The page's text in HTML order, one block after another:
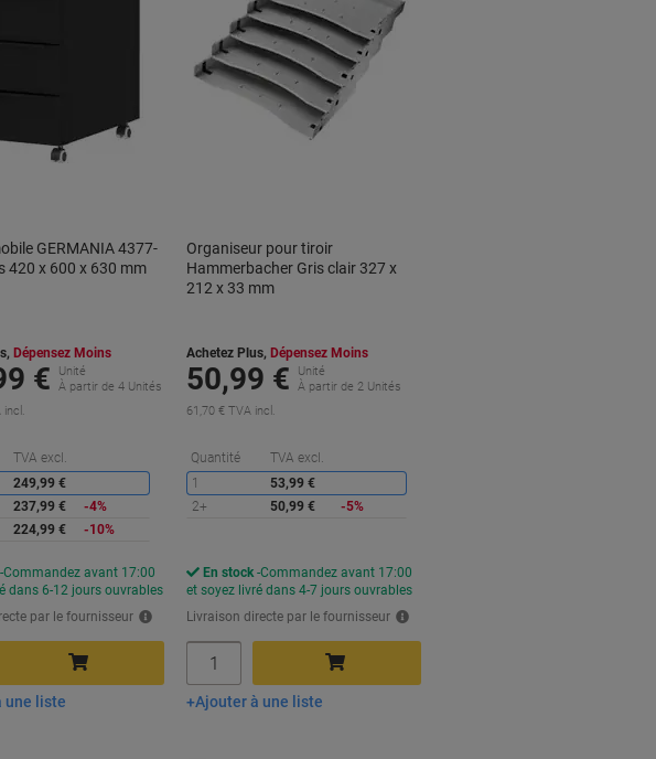
GERMANIA 4377-
420 x 600 x 630 mm
Dépensez Moins
€
Unité
À partir de 4 Unités
incl.
TVA excl.
Économies
249,99 €
237,99 €
-4%
224,99 € -10%
Commandez avant 17:00
dans 6-12 jours ouvrables
par le fournisseur
Ajouter au panier
une liste
Organiseur pour tiroir
Hammerbacher Gris clair 327 x
212 x 33 mm
Achetez Plus, Dépensez Moins
50,99 €
Unité
À partir de 2 Unités
61,70 € TVA incl.
Quantité TVA excl.
1
53,99 €
2+
50,99 € -5%
En stock Commandez avant 17:00
et soyez livré dans 4-7 jours ouvrables
Livraison directe par le fournisseur
Ajouter au panier
Ajouter à une liste